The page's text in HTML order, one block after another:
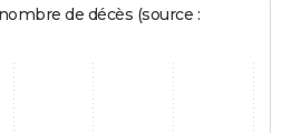
de décès (source :